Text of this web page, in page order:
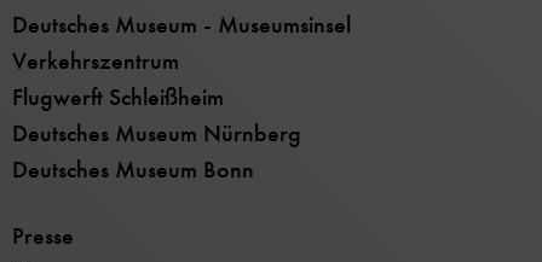
Deutsches Museum - Museumsinsel
Verkehrszentrum
Flugwerft Schleißheim
Deutsches Museum Nürnberg
Deutsches Museum Bonn
Presse